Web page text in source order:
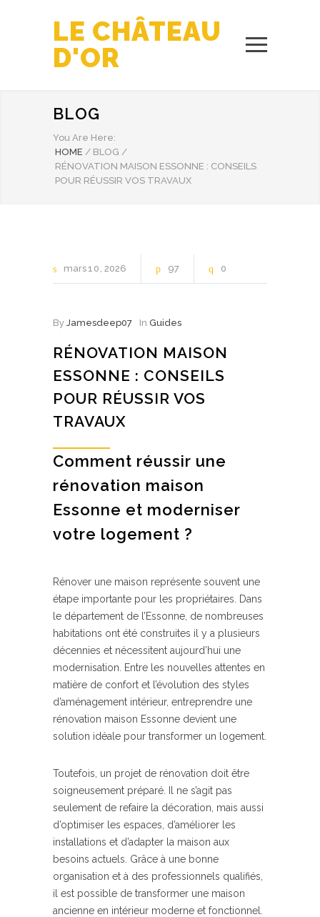
LE CHÂTEAU
D'OR
BLOG
You Are Here:
HOME / BLOG /
RÉNOVATION MAISON ESSONNE : CONSEILS
POUR RÉUSSIR VOS TRAVAUX
mars10 2026 97 0
By Jamesdeep07 In Guides
RÉNOVATION MAISON
ESSONNE : CONSEILS
POUR RÉUSSIR VOS
TRAVAUX
Comment réussir une
rénovation maison
Essonne et moderniser
votre logement ?
Rénover une maison représente souvent une
étape importante pour les propriétaires. Dans
le département de l’Essonne, de nombreuses
habitations ont été construites il y a plusieurs
décennies et nécessitent aujourd’hui une
modernisation. Entre les nouvelles attentes en
matière de confort et l’évolution des styles
d’aménagement intérieur, entreprendre une
rénovation maison Essonne devient une
solution idéale pour transformer un logement.
Toutefois, un projet de rénovation doit être
soigneusement préparé. Il ne s’agit pas
seulement de refaire la décoration, mais aussi
d’optimiser les espaces, d’améliorer les
installations et d’adapter la maison aux
besoins actuels. Grâce à une bonne
organisation et à des professionnels qualifiés,
il est possible de transformer une maison
ancienne en intérieur moderne et fonctionnel.